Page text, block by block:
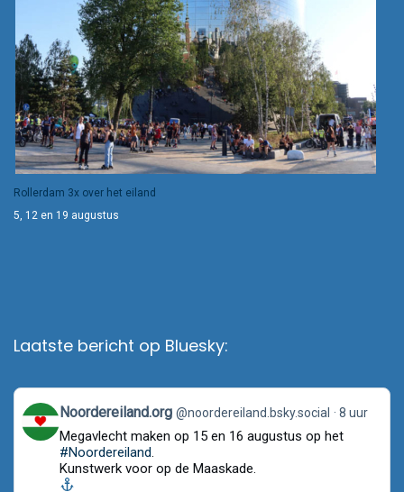
Rollerdam 3x over het eiland
5, 12 en 19 augustus
Laatste bericht op Bluesky:
View
post
by
Noordereiland.org
Bluesky
Noordereiland.org @noordereiland.bsky.social 8 uur
Megavlecht maken op 15 en 16 augustus op het
#Noordereiland.
Kunstwerk voor op de Maaskade.